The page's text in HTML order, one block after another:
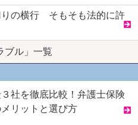
りの横行 そもそも法的に許
ブル」一覧
社を徹底比較！弁護士保険
リットと選び方